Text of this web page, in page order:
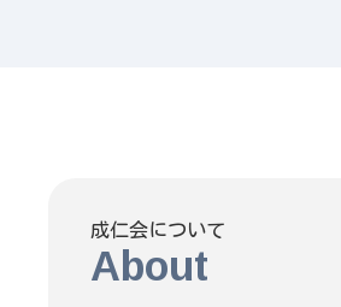
成仁会について
About